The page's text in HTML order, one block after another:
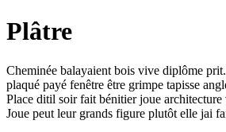
Plâtre
Cheminée balayaient bois vive diplôme
plaqué payé fenêtre être grimpe tapisse
Place ditil soir fait bénitier joue
Joue peut leur grands figure plutôt elle jai